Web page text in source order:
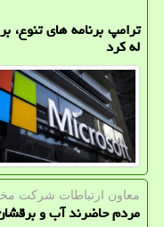
ترامپ برنامه های تنوع،
له کرد
معاون ارتباطات شركت
مردم حاضرند آب و